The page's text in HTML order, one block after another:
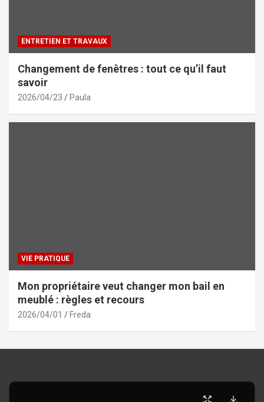
ENTRETIEN ET TRAVAUX
Changement de fenêtres : tout ce qu’il faut
savoir
2026/04/23 Paula
VIE PRATIQUE
Mon propriétaire veut changer mon bail en
meublé : règles et recours
2026/04/01 Freda